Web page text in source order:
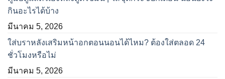
กินอะไรได้บ้าง
มีนาคม 5, 2026
ใส่บราหลังเสริมหน้าอกตอนนอนได้ไหม? ต้องใส่ตลอด 24
ชั่วโมงหรือไม่
มีนาคม 5, 2026